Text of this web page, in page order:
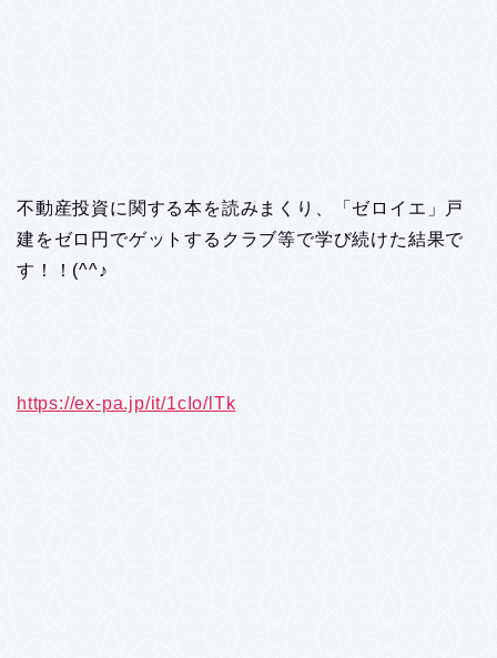
不動産投資に関する本を読みまくり、「ゼロイエ」戸
建をゼロ円でゲットするクラブ等で学び続けた結果で
す！！(^^♪
https://ex-pa.jp/it/1cIo/lTk